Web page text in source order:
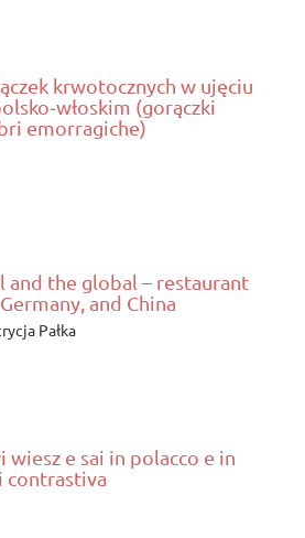
krwotocznych w ujęciu
(gorączki
emorragiche)
and the global – restaurant
and China
Pałka
wiesz e sai in polacco e in
contrastiva